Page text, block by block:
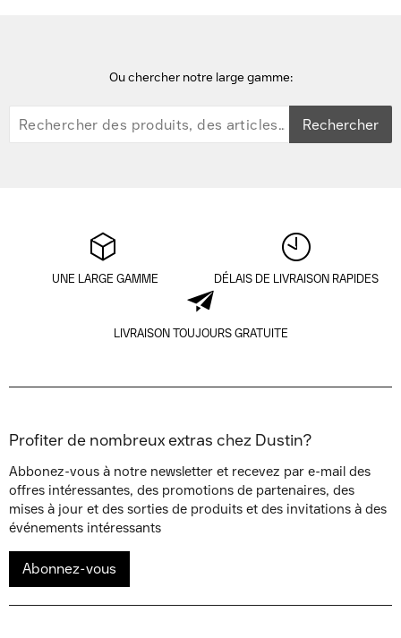
Ou chercher notre large gamme:
Rechercher
UNE LARGE GAMME DÉLAIS DE LIVRAISON RAPIDES
LIVRAISON TOUJOURS GRATUITE
Profiter de nombreux extras chez Dustin?
Abbonez-vous à notre newsletter et recevez par e-mail des
offres intéressantes, des promotions de partenaires, des
mises à jour et des sorties de produits et des invitations à des
événements intéressants
Abonnez-vous